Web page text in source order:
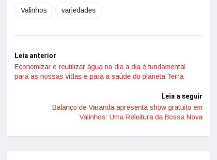
Valinhos variedades
Leia anterior
Economizar e reutilizar água no dia a dia é fundamental
para as nossas vidas e para a saúde do planeta Terra
Leia a seguir
Balanço de Varanda apresenta show gratuito em
Valinhos: Uma Releitura da Bossa Nova